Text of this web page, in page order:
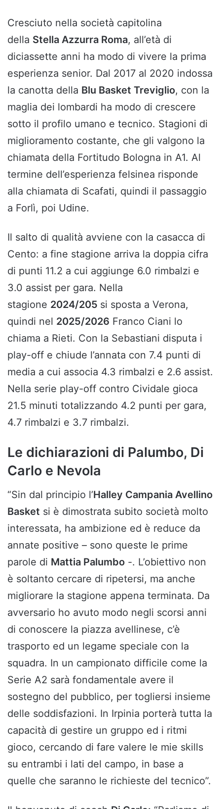
Cresciuto nella società capitolina
della Stella Azzurra Roma, all’età di
diciassette anni ha modo di vivere la prima
esperienza senior. Dal 2017 al 2020 indossa
la canotta della Blu Basket Treviglio, con la
maglia dei lombardi ha modo di crescere
sotto il profilo umano e tecnico. Stagioni di
miglioramento costante, che gli valgono la
chiamata della Fortitudo Bologna in A1. Al
termine dell’esperienza felsinea risponde
alla chiamata di Scafati, quindi il passaggio
a Forlì, poi Udine.
Il salto di qualità avviene con la casacca di
Cento: a fine stagione arriva la doppia cifra
di punti 11.2 a cui aggiunge 6.0 rimbalzi e
3.0 assist per gara. Nella
stagione 2024/205 si sposta a Verona,
quindi nel 2025/2026 Franco Ciani lo
chiama a Rieti. Con la Sebastiani disputa i
play-off e chiude l’annata con 7.4 punti di
media a cui associa 4.3 rimbalzi e 2.6 assist.
Nella serie play-off contro Cividale gioca
21.5 minuti totalizzando 4.2 punti per gara,
4.7 rimbalzi e 3.7 rimbalzi.
Le dichiarazioni di Palumbo, Di
Carlo e Nevola
“Sin dal principio l’Halley Campania Avellino
Basket si è dimostrata subito società molto
interessata, ha ambizione ed è reduce da
annate positive – sono queste le prime
parole di Mattia Palumbo -. L’obiettivo non
è soltanto cercare di ripetersi, ma anche
migliorare la stagione appena terminata. Da
avversario ho avuto modo negli scorsi anni
di conoscere la piazza avellinese, c’è
trasporto ed un legame speciale con la
squadra. In un campionato difficile come la
Serie A2 sarà fondamentale avere il
sostegno del pubblico, per togliersi insieme
delle soddisfazioni. In Irpinia porterà tutta la
capacità di gestire un gruppo ed i ritmi
gioco, cercando di fare valere le mie skills
su entrambi i lati del campo, in base a
quelle che saranno le richieste del tecnico”.